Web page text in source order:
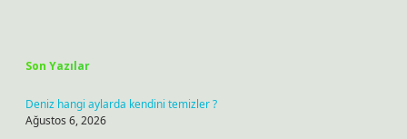
Son Yazılar
Deniz hangi aylarda kendini temizler ?
Ağustos 6, 2026